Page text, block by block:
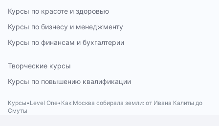
Курсы по красоте и здоровью
Курсы по бизнесу и менеджменту
Курсы по финансам и бухгалтерии
Творческие курсы
Курсы по повышению квалификации
Курсы Level One Как Москва собирала земли: от Ивана Калиты до
Смуты